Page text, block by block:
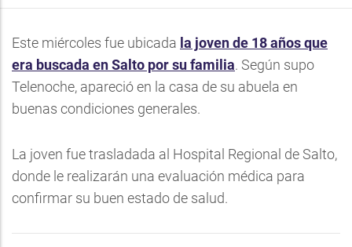
Este miércoles fue ubicada la joven de 18 años que
era buscada en Salto por su familia. Según supo
Telenoche, apareció en la casa de su abuela en
buenas condiciones generales.
La joven fue trasladada al Hospital Regional de Salto,
donde le realizarán una evaluación médica para
confirmar su buen estado de salud.